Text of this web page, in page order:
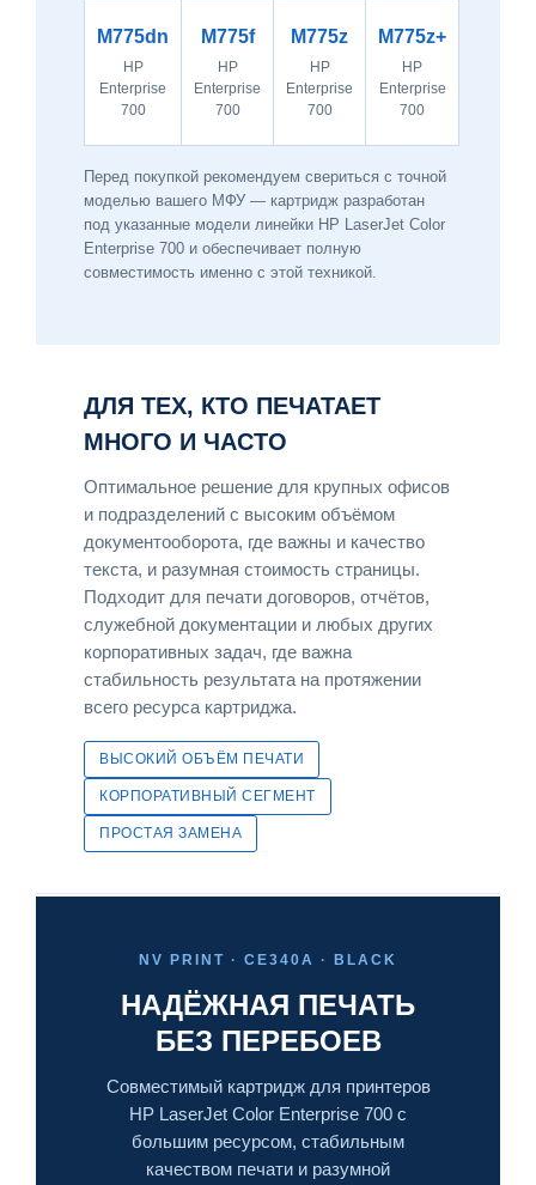
M775dn
HP
Enterprise
700
M775f
HP
Enterprise
700
M775z
HP
Enterprise
700
M775z+
HP
Enterprise
700
Перед покупкой рекомендуем свериться с точной
моделью вашего МФУ — картридж разработан
под указанные модели линейки HP LaserJet Color
Enterprise 700 и обеспечивает полную
совместимость именно с этой техникой.
ДЛЯ ТЕХ, КТО ПЕЧАТАЕТ
МНОГО И ЧАСТО
Оптимальное решение для крупных офисов
и подразделений с высоким объёмом
документооборота, где важны и качество
текста, и разумная стоимость страницы.
Подходит для печати договоров, отчётов,
служебной документации и любых других
корпоративных задач, где важна
стабильность результата на протяжении
всего ресурса картриджа.
ВЫСОКИЙ ОБЪЁМ ПЕЧАТИ
КОРПОРАТИВНЫЙ СЕГМЕНТ
ПРОСТАЯ ЗАМЕНА
NV PRINT · CE340A · BLACK
НАДЁЖНАЯ ПЕЧАТЬ
БЕЗ ПЕРЕБОЕВ
Совместимый картридж для принтеров
HP LaserJet Color Enterprise 700 с
большим ресурсом, стабильным
качеством печати и разумной